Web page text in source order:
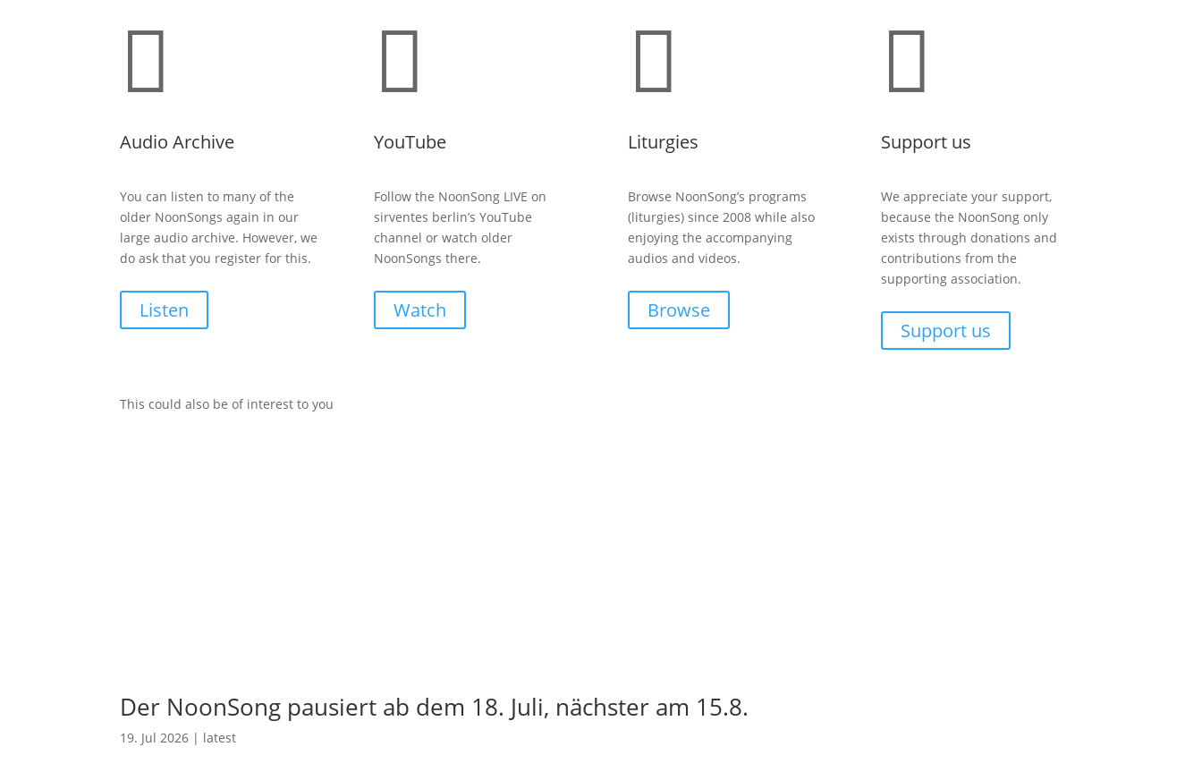

Audio Archive
You can listen to many of the
older NoonSongs again in our
large audio archive. However, we
do ask that you register for this.
Listen

YouTube
Follow the NoonSong LIVE on
sirventes berlin’s YouTube
channel or watch older
NoonSongs there.
Watch

Liturgies
Browse NoonSong’s programs
(liturgies) since 2008 while also
enjoying the accompanying
audios and videos.
Browse

Support us
We appreciate your support,
because the NoonSong only
exists through donations and
contributions from the
supporting association.
Support us
This could also be of interest to you
Der NoonSong pausiert ab dem 18. Juli, nächster am 15.8.
19. Jul 2026 | latest